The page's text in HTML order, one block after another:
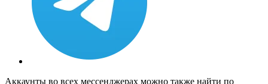
Аккаунты во всех мессенджерах можно также найти по